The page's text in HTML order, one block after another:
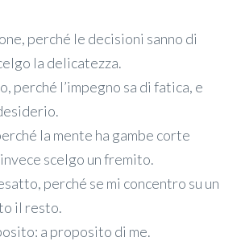
perché le decisioni sanno di
la delicatezza.
perché l’impegno sa di fatica, e
la mente ha gambe corte
scelgo un fremito.
perché se mi concentro su un
il resto.
a proposito di me.